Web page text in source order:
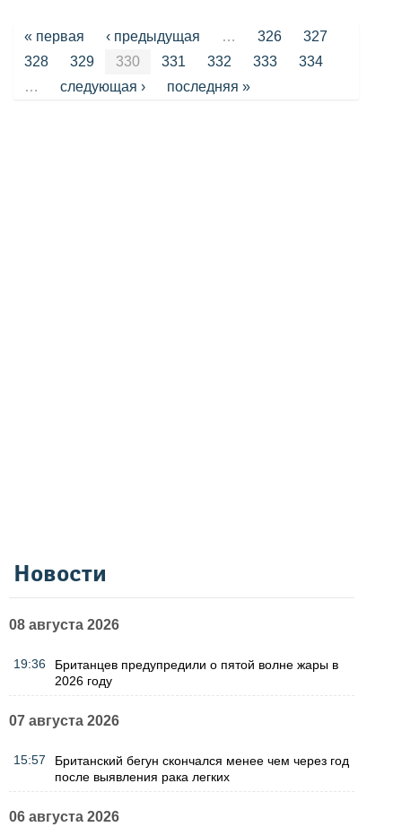
Страницы
« первая ‹ предыдущая … 326
327
328
329 330 331 332 333
334
…
следующая › последняя »
Новости
08 августа 2026
19:36
Британцев предупредили о пятой волне жары в
2026 году
07 августа 2026
15:57
Британский бегун скончался менее чем через год
после выявления рака легких
06 августа 2026